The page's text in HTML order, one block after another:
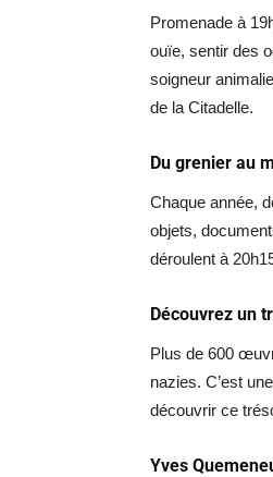
Promenade à
ouïe, sentir des
soigneur
de la Citadelle.
Du grenier au
Chaque année,
objets,
déroulent à
Découvrez un
Plus de 600
nazies. C’est
découvrir ce
Yves